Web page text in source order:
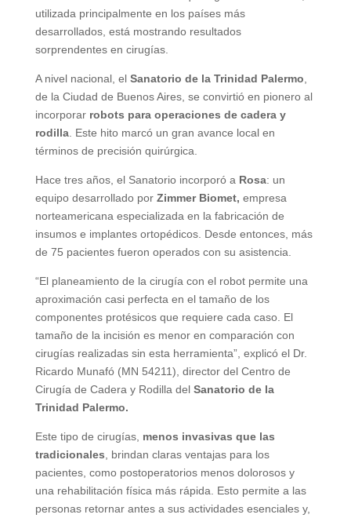
utilizada principalmente en los países más
desarrollados, está mostrando resultados
sorprendentes en cirugías.
A nivel nacional, el Sanatorio de la Trinidad Palermo
de la Ciudad de Buenos Aires, se convirtió en pionero al
incorporar robots para operaciones de cadera y
rodilla. Este hito marcó un gran avance local en
términos de precisión quirúrgica.
Hace tres años, el Sanatorio incorporó a Rosa: un
equipo desarrollado por Zimmer Biomet, empresa
norteamericana especializada en la fabricación de
insumos e implantes ortopédicos. Desde entonces, más
de 75 pacientes fueron operados con su asistencia.
“El planeamiento de la cirugía con el robot permite una
aproximación casi perfecta en el tamaño de los
componentes protésicos que requiere cada caso. El
tamaño de la incisión es menor en comparación con
cirugías realizadas sin esta herramienta”, explicó el Dr.
Ricardo Munafó (MN 54211), director del Centro de
Cirugía de Cadera y Rodilla del Sanatorio de la
Trinidad Palermo.
Este tipo de cirugías, menos invasivas que las
tradicionales , brindan claras ventajas para los
pacientes, como postoperatorios menos dolorosos y
una rehabilitación física más rápida. Esto permite a las
personas retornar antes a sus actividades esenciales y,